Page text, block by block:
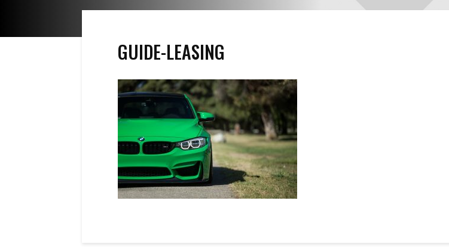
GUIDE-LEASING